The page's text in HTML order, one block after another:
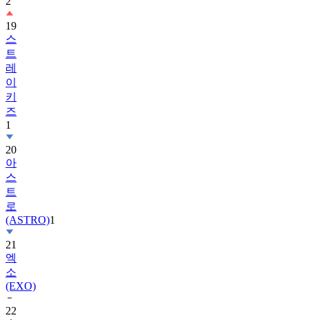
스
트
레
이
키
즈
1
20
아
스
트
로
(ASTRO)
21
엑
소
(EXO)
22
송
혜